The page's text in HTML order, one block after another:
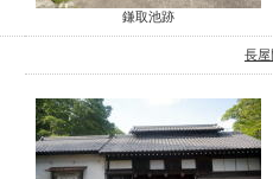
鎌取池跡
長屋